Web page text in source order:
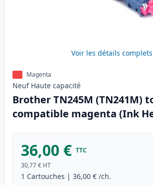
Voir les détails complets
Magenta
Neuf Haute capacité
Brother TN245M (TN241M)
compatible magenta (Ink
36,00 € TTC
30,77 € HT
1 Cartouches | 36,00 € /ch.